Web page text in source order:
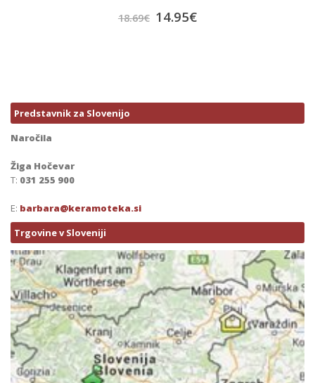
17.41€ 13.92€
Predstavnik za Slovenijo
Naročila
Žiga Hočevar
T: 031 255 900
E: barbara@keramoteka.si
Trgovine v Sloveniji